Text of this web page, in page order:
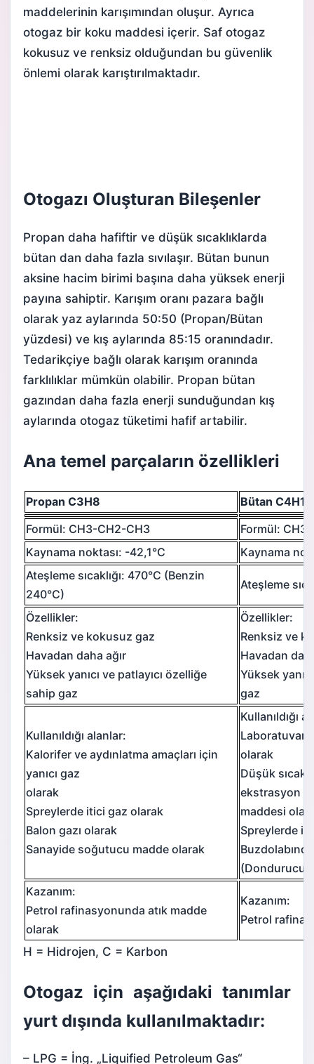
maddelerinin karışımından oluşur. Ayrıca
otogaz bir koku maddesi içerir. Saf otogaz
kokusuz ve renksiz olduğundan bu güvenlik
önlemi olarak karıştırılmaktadır.
Otogazı Oluşturan Bileşenler
Propan daha hafiftir ve düşük sıcaklıklarda
bütan dan daha fazla sıvılaşır. Bütan bunun
aksine hacim birimi başına daha yüksek enerji
payına sahiptir. Karışım oranı pazara bağlı
olarak yaz aylarında 50:50 (Propan/Bütan
yüzdesi) ve kış aylarında 85:15 oranındadır.
Tedarikçiye bağlı olarak karışım oranında
farklılıklar mümkün olabilir. Propan bütan
gazından daha fazla enerji sunduğundan kış
aylarında otogaz tüketimi hafif artabilir.
Ana temel parçaların özellikleri
Propan C3H8
Bütan
Formül: CH3-CH2-CH3
Formül:
Kaynama noktası: -42,1°C
Kaynama
Ateşleme sıcaklığı: 470°C (Benzin
240°C)
Ateşleme
Özellikler:
Renksiz ve kokusuz gaz
Havadan daha ağır
Yüksek yanıcı ve patlayıcı özelliğe
sahip gaz
Özellikler:
Renksiz ve
Havadan
Yüksek
gaz
Kullanıldığı alanlar:
Kalorifer ve aydınlatma amaçları için
yanıcı gaz
olarak
Spreylerde itici gaz olarak
Balon gazı olarak
Sanayide soğutucu madde olarak
Kullanıldığı
olarak
Düşük
ekstrasyon
maddesi
Spreylerde
(Dondurucu
Kazanım:
Petrol rafinasyonunda atık madde
olarak
Kazanım:
Petrol
H = Hidrojen, C = Karbon
Otogaz için aşağıdaki tanımlar
yurt dışında kullanılmaktadır:
– LPG = İng. „Liquified Petroleum Gas“